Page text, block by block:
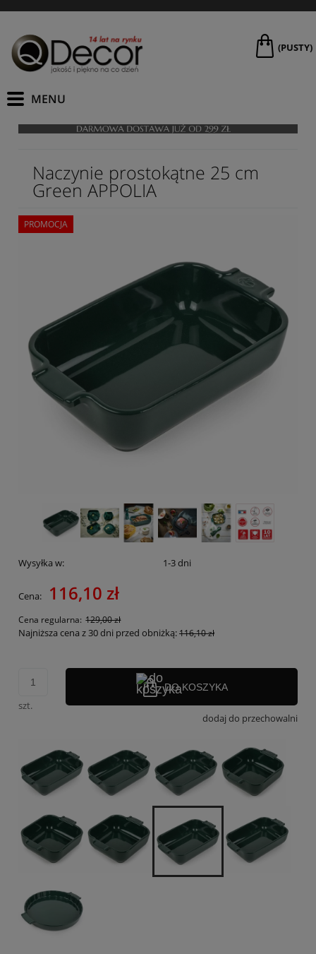
(PUSTY)
Naczynie prostokątne 25 cm
Green APPOLIA
PROMOCJA
Wysyłka w: 1-3 dni
Cena: 116,10 zł
Cena regularna: 129,00 zł
Najniższa cena z 30 dni przed obniżką:116,10 zł
szt.
DO KOSZYKA
dodaj do przechowalni